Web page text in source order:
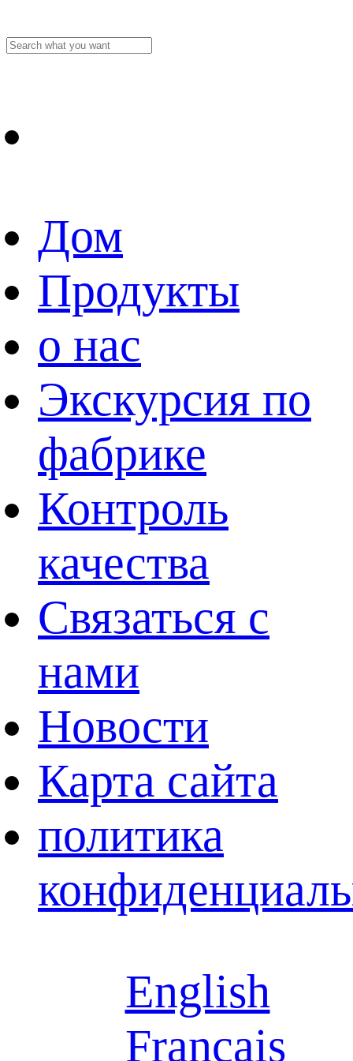
Дом
Продукты
о нас
Экскурсия по
фабрике
Контроль
качества
Связаться с
нами
Новости
Карта сайта
политика
English
Français